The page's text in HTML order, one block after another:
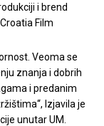
i brend
Film
Veoma se
znanja i dobrih
i predanim
Izjavila je
unutar UM.